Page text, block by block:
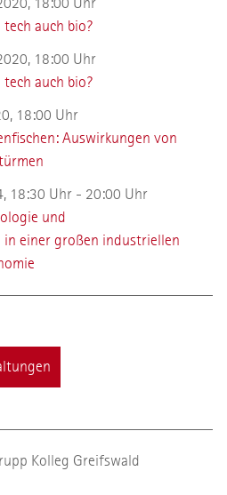
auch bio?
18:00 Uhr
auch bio?
18:00 Uhr
Auswirkungen von
18:30 Uhr - 20:00 Uhr
und
einer großen industriellen
Kolleg Greifswald